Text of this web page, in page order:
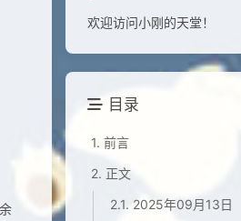
欢迎访问小刚的天堂！
目录
1. 前言
2. 正文
2.1. 2025年09月13日